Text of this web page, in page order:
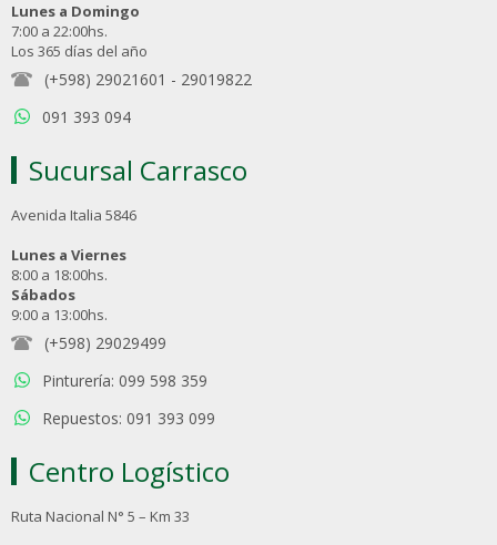
Lunes a Domingo
7:00 a 22:00hs.
Los 365 días del año
(+598) 29021601 - 29019822
091 393 094
Sucursal Carrasco
Avenida Italia 5846
Lunes a Viernes
8:00 a 18:00hs.
Sábados
9:00 a 13:00hs.
(+598) 29029499
Pinturería: 099 598 359
Repuestos: 091 393 099
Centro Logístico
Ruta Nacional N° 5 – Km 33